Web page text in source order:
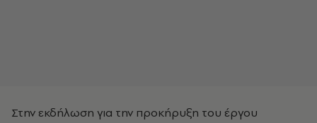
Στην εκδήλωση για την προκήρυξη του έργου